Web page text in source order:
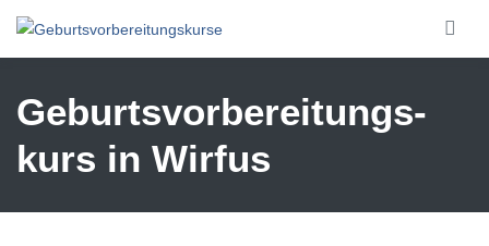
Geburtsvorbereitungs­
kurs in Wirfus